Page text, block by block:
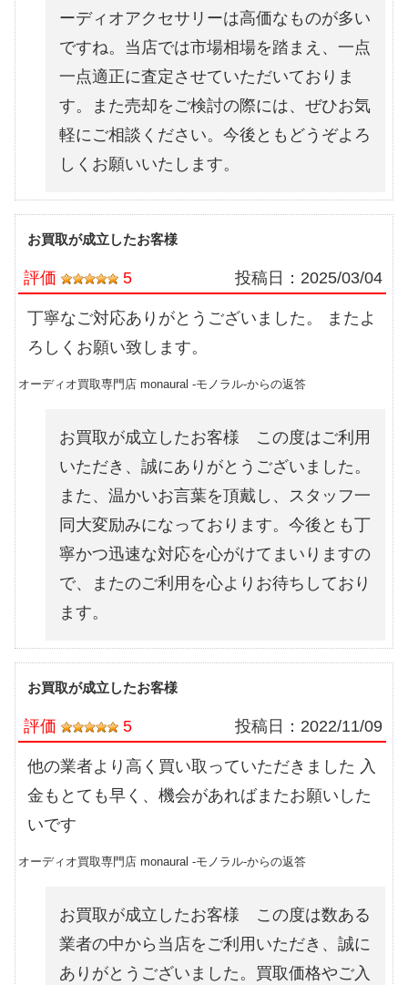
ーディオアクセサリーは高価なものが多い
ですね。当店では市場相場を踏まえ、一点
一点適正に査定させていただいておりま
す。また売却をご検討の際には、ぜひお気
軽にご相談ください。今後ともどうぞよろ
しくお願いいたします。
お買取が成立したお客様
評価 5 投稿日： 2025/03/04
丁寧なご対応ありがとうございました。 またよ
ろしくお願い致します。
オーディオ買取専門店 monaural -モノラル-からの返答
お買取が成立したお客様 この度はご利用
いただき、誠にありがとうございました。
また、温かいお言葉を頂戴し、スタッフ一
同大変励みになっております。今後とも丁
寧かつ迅速な対応を心がけてまいりますの
で、またのご利用を心よりお待ちしており
ます。
お買取が成立したお客様
評価 5 投稿日： 2022/11/09
他の業者より高く買い取っていただきました 入
金もとても早く、機会があればまたお願いした
いです
オーディオ買取専門店 monaural -モノラル-からの返答
お買取が成立したお客様 この度は数ある
業者の中から当店をご利用いただき、誠に
ありがとうございました。買取価格やご入